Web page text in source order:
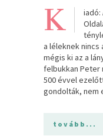
K
iadó:
a léleknek nincs
mégis ki az a
felbukkan Peter
500 évvel
gondolták, nem
tovább...